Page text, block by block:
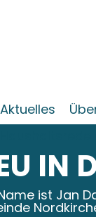
Aktuelles
IN
ist Jan